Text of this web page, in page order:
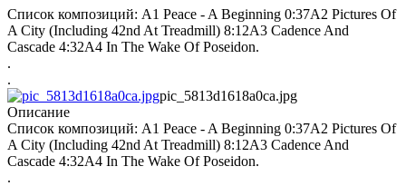
Список композиций: A1 Peace - A Beginning 0:37A2 Pictures Of
A City (Including 42nd At Treadmill) 8:12A3 Cadence And
Cascade 4:32A4 In The Wake Of Poseidon.
.
.
pic_5813d1618a0ca.jpg
Описание
Список композиций: A1 Peace - A Beginning 0:37A2 Pictures Of
A City (Including 42nd At Treadmill) 8:12A3 Cadence And
Cascade 4:32A4 In The Wake Of Poseidon.
.